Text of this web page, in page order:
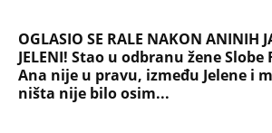
OGLASIO SE RALE NAKON ANINIH
JELENI! Stao u odbranu žene Slobe
Ana nije u pravu, između Jelene i
ništa nije bilo osim...